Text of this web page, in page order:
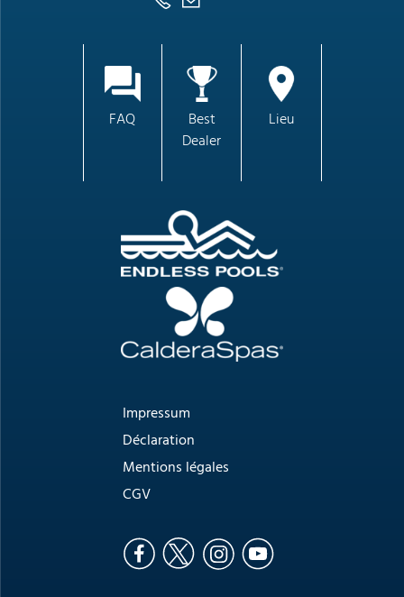
FAQ
Best
Dealer
Lieu
Impressum
Déclaration
Mentions légales
CGV